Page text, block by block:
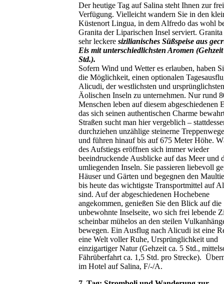
Der heutige Tag auf Salina steht Ihnen zur
Verfügung. Vielleicht wandern Sie in den
Küstenort Lingua, in dem Alfredo das wohl
Granita der Liparischen Insel serviert. Granita
sehr leckere sizilianisches Süßspeise aus
Eis mit unterschiedlichsten Aromen
Std.).
Sofern Wind und Wetter es erlauben, haben
die Möglichkeit, einen optionalen
Alicudi, der westlichsten und
Äolischen Inseln zu unternehmen. Nur rund
Menschen leben auf diesem abgeschiedenen
das sich seinen authentischen Charme
Straßen sucht man hier vergeblich –
durchziehen unzählige steinerne
und führen hinauf bis auf 675 Meter Höhe.
des Aufstiegs eröffnen sich immer wieder
beeindruckende Ausblicke auf das Meer und
umliegenden Inseln. Sie passieren liebevoll
Häuser und Gärten und begegnen den
bis heute das wichtigste Transportmittel auf
sind. Auf der abgeschiedenen Hochebene
angekommen, genießen Sie den Blick auf die
unbewohnte Inselseite, wo sich frei lebende
scheinbar mühelos an den steilen
bewegen. Ein Ausflug nach Alicudi ist eine
eine Welt voller Ruhe, Ursprünglichkeit und
einzigartiger Natur (Gehzeit ca. 5 Std.,
Fährüberfahrt ca. 1,5 Std. pro Strecke).
im Hotel auf Salina, F/-/A.